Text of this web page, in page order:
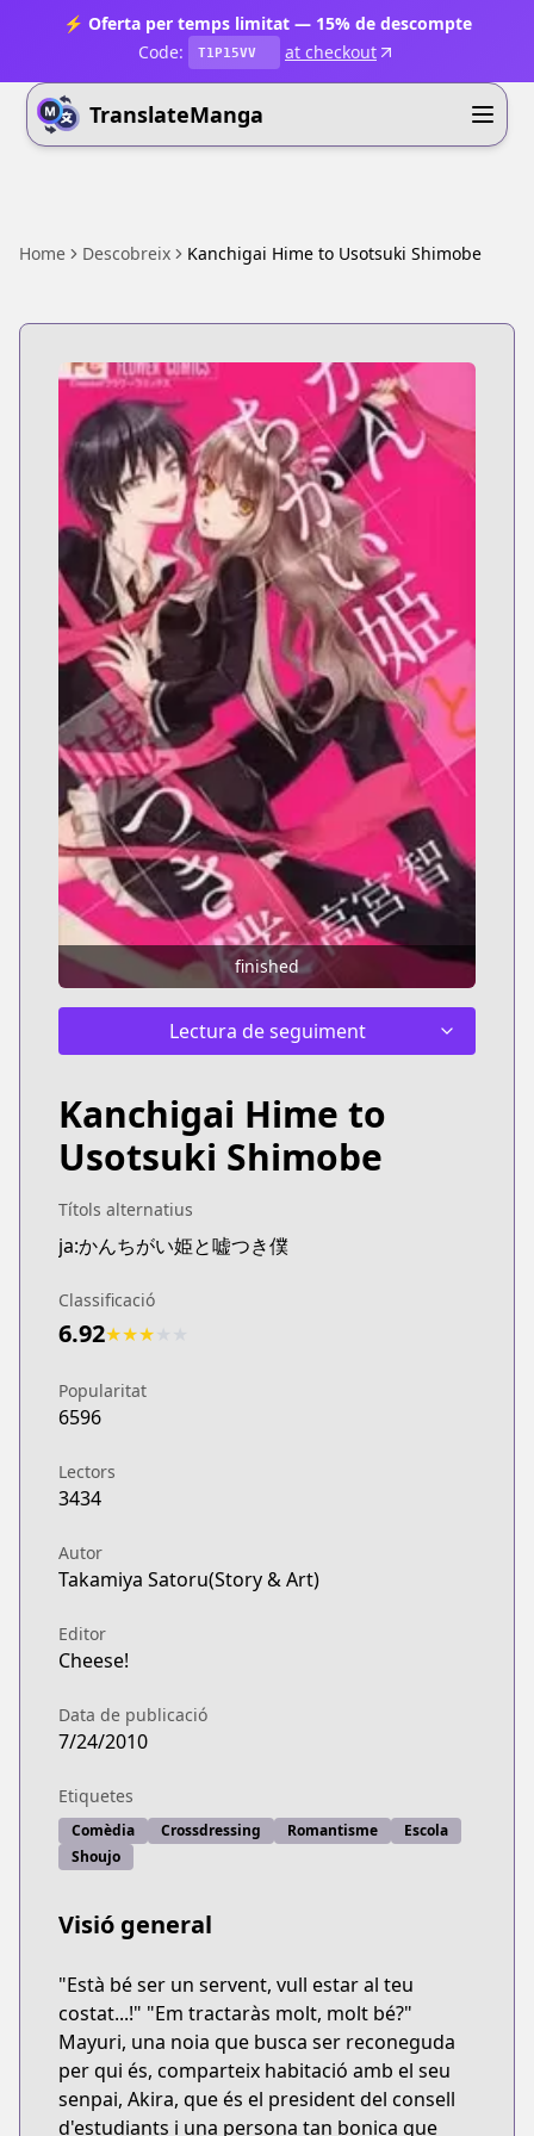
⚡ Oferta per temps limitat — 15% de descompte
Code:
T1P15VV at checkout
TranslateManga
Home Descobreix Kanchigai Hime to Usotsuki Shimobe
finished
Lectura de seguiment
Kanchigai Hime to
Usotsuki Shimobe
Títols alternatius
ja:かんちがい姫と嘘つき僕
Classificació
6.92★★★
Popularitat
6596
Lectors
3434
Autor
Takamiya Satoru(Story & Art)
Editor
Cheese!
Data de publicació
7/24/2010
Etiquetes
Comèdia Crossdressing Romantisme
Escola
Shoujo
Visió general
"Està bé ser un servent, vull estar al teu
costat...!" "Em tractaràs molt, molt bé?"
Mayuri, una noia que busca ser reconeguda
per qui és, comparteix habitació amb el seu
senpai, Akira, que és el president del consell
d'estudiants i una persona tan bonica que